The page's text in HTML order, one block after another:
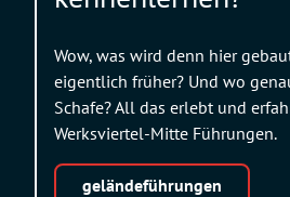
Wow, was wird denn hier
eigentlich früher? Und wo
Schafe? All das erlebt und
Werksviertel-Mitte Führungen.
geländeführungen